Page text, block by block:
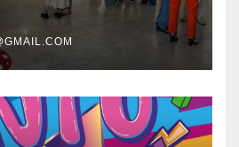
y espectáculos